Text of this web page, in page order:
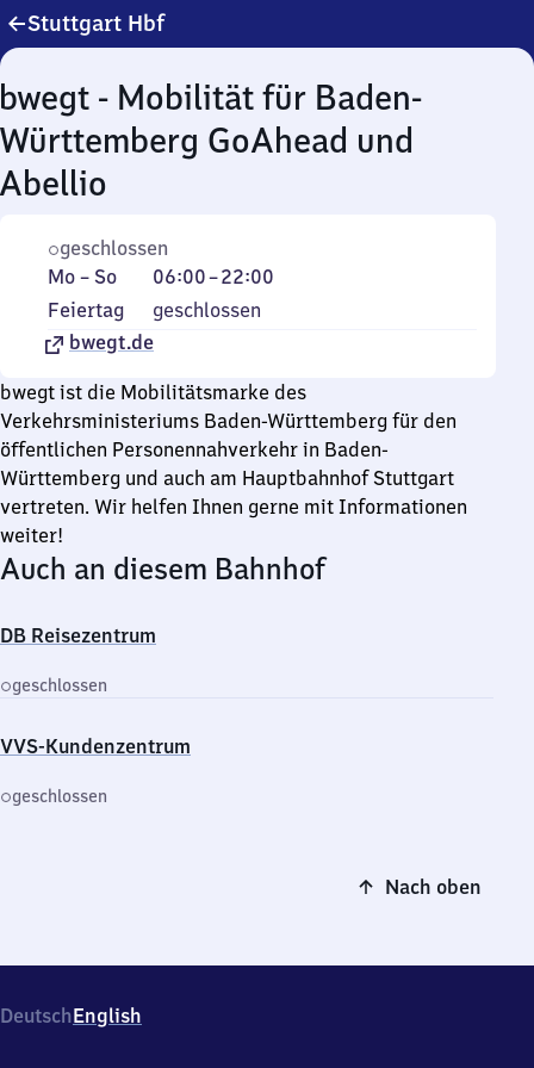
Stuttgart Hbf
- Mobilität für Baden-
GoAhead und
geschlossen
Montag
bis
Sonntag
Mo – So 06:00–22:00
Von
6
22
Uhr
Feiertag
Feiertag
geschlossen
bwegt.de
bwegt ist die Mobilitätsmarke des
Verkehrsministeriums Baden-Württemberg für den
öffentlichen Personennahverkehr in Baden-
Württemberg und auch am Hauptbahnhof Stuttgart
vertreten. Wir helfen Ihnen gerne mit Informationen
weiter!
Auch an diesem Bahnhof
DB Reisezentrum
geschlossen
VVS-Kundenzentrum
geschlossen
Nach oben
DeutschEnglish